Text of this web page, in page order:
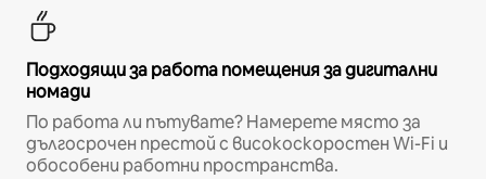
Подходящи за работа помещения за дигитални
номади
По работа ли пътувате? Намерете място за
дългосрочен престой с високоскоростен Wi-Fi и
обособени работни пространства.